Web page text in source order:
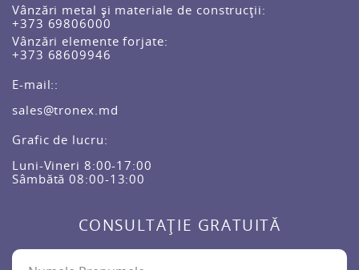
Vânzări metal și materiale de construcții:
+373 69806000
Vânzări elemente forjate:
+373 68609946
E-mail::
sales@tronex.md
Grafic de lucru:
Luni-Vineri 8:00-17:00
Sâmbătă 08:00-13:00
CONSULTAȚIE GRATUITĂ